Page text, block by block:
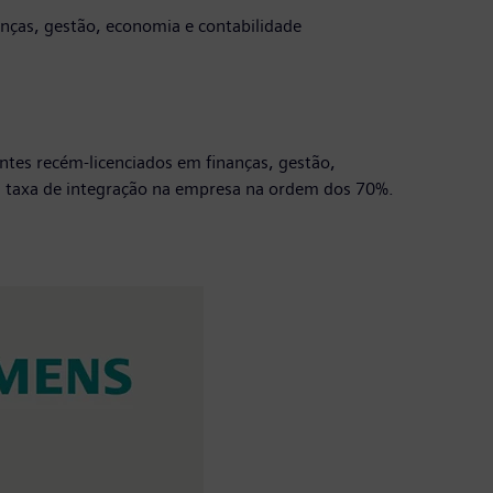
gestão, economia e contabilidade
recém-licenciados em finanças, gestão,
de integração na empresa na ordem dos 70%.